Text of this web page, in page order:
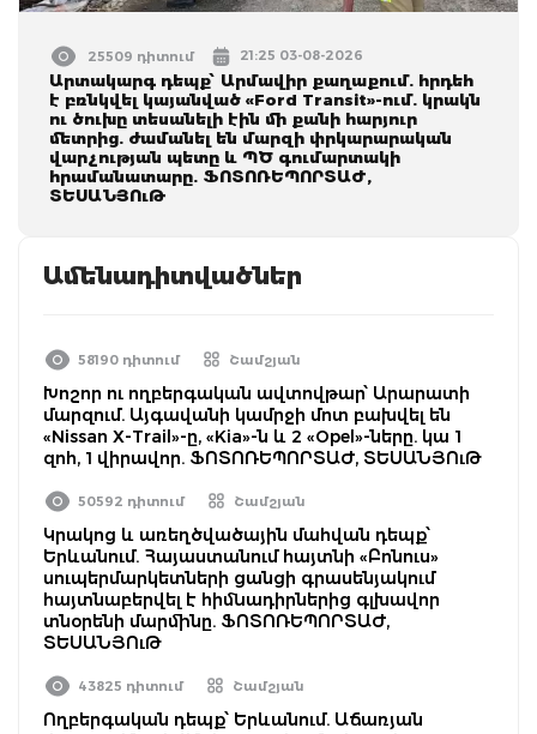
25509 դիտում 21:25 03-08-2026
Արտակարգ դեպք՝ Արմավիր քաղաքում. հրդեհ
է բռնկվել կայանված «Ford Transit»-ում. կրակն
ու ծուխը տեսանելի էին մի քանի հարյուր
մետրից. ժամանել են մարզի փրկարարական
վարչության պետը և ՊԾ գումարտակի
հրամանատարը. ՖՈՏՈՌԵՊՈՐՏԱԺ,
ՏԵՍԱՆՅՈւԹ
Ամենադիտվածներ
58190 դիտում Շամշյան
Խոշոր ու ողբերգական ավտովթար՝ Արարատի
մարզում. Այգավանի կամրջի մոտ բախվել են
«Nissan X-Trail»-ը, «Kia»-ն և 2 «Opel»-ները. կա 1
զոհ, 1 վիրավոր. ՖՈՏՈՌԵՊՈՐՏԱԺ, ՏԵՍԱՆՅՈւԹ
50592 դիտում Շամշյան
Կրակոց և առեղծվածային մահվան դեպք՝
Երևանում. Հայաստանում հայտնի «Բոնուս»
սուպերմարկետների ցանցի գրասենյակում
հայտնաբերվել է հիմնադիրներից գլխավոր
տնօրենի մարմինը. ՖՈՏՈՌԵՊՈՐՏԱԺ,
ՏԵՍԱՆՅՈւԹ
43825 դիտում Շամշյան
Ողբերգական դեպք՝ Երևանում. Աճառյան